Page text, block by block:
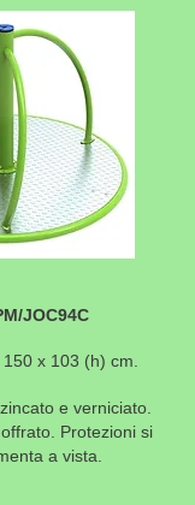
JOC94C
x 103 (h) cm.
e verniciato.
Protezioni si
a vista.